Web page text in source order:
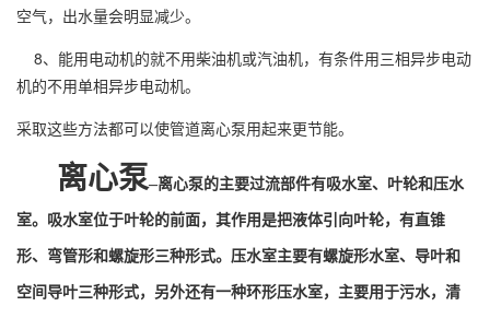
空气，出水量会明显减少。
8、能用电动机的就不用柴油机或汽油机，有条件用三相异步电动
机的不用单相异步电动机。
采取这些方法都可以使管道离心泵用起来更节能。
离心泵–离心泵的主要过流部件有吸水室、叶轮和压水
室。吸水室位于叶轮的前面，其作用是把液体引向叶轮，有直锥
形、弯管形和螺旋形三种形式。压水室主要有螺旋形水室、导叶和
空间导叶三种形式，另外还有一种环形压水室，主要用于污水，清